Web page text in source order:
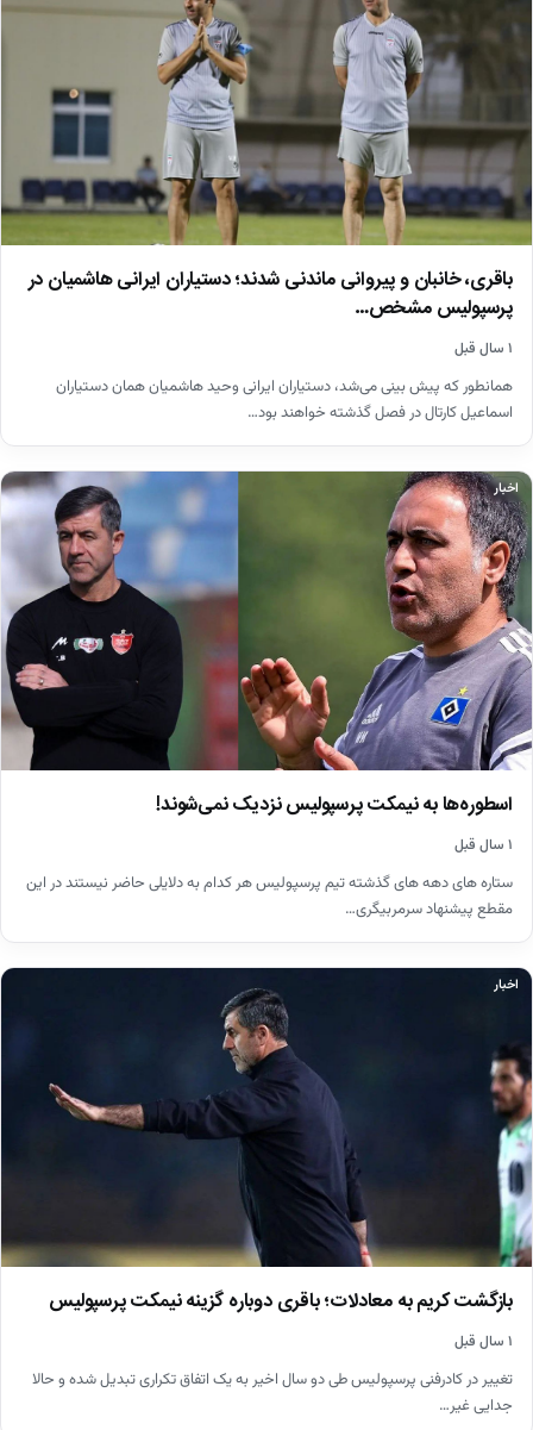
باقری، خانبان و پیروانی ماندنی شدند؛ دستیاران ایرانی هاشمیان در
پرسپولیس مشخص…
۱ سال قبل
همانطور که پیش بینی‌ می‌شد، دستیاران ایرانی وحید هاشمیان همان دستیاران
اسماعیل کارتال در فصل گذشته خواهند بود…
اخبار
اسطوره‌ها به نیمکت پرسپولیس نزدیک نمی‌شوند!
۱ سال قبل
ستاره های دهه های گذشته تیم پرسپولیس هر کدام به دلایلی حاضر نیستند در این
مقطع پیشنهاد سرمربیگری…
اخبار
بازگشت کریم به معادلات؛ باقری دوباره گزینه نیمکت پرسپولیس
۱ سال قبل
تغییر در کادرفنی پرسپولیس طی دو سال اخیر به یک اتفاق تکراری تبدیل شده و حالا
جدایی غیر…